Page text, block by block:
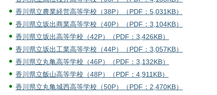
香川県立農業経営高等学校（38P）（PDF：5,031KB）
香川県立坂出商業高等学校（40P）（PDF：3,104KB）
香川県立坂出高等学校（42P）（PDF：3,426KB）
香川県立坂出工業高等学校（44P）（PDF：3,057KB）
香川県立丸亀高等学校（46P）（PDF：3,132KB）
香川県立飯山高等学校（48P）（PDF：4,911KB）
香川県立丸亀城西高等学校（50P）（PDF：2,470KB）